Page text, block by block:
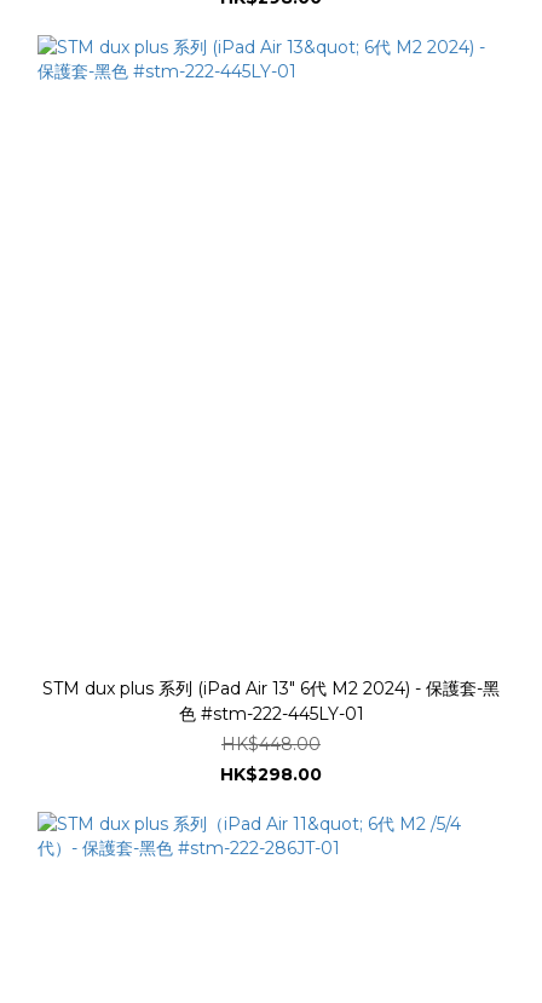
STM dux plus 系列 (iPad Air 13" 6代 M2 2024) - 保護套-黑
色 #stm-222-445LY-01
HK$448.00
HK$298.00